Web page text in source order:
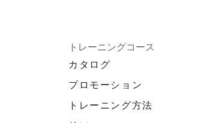
トレーニングコース
カタログ
プロモーション
トレーニング方法